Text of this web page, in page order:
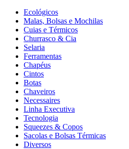
Ecológicos
Malas, Bolsas e Mochilas
Cuias e Térmicos
Churrasco & Cia
Selaria
Ferramentas
Chapéus
Cintos
Botas
Chaveiros
Necessaires
Linha Executiva
Tecnologia
Squeezes & Copos
Sacolas e Bolsas Térmicas
Diversos